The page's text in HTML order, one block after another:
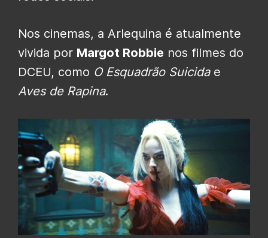
Nos cinemas, a Arlequina é atualmente
vivida por Margot Robbie nos filmes do
DCEU, como O Esquadrão Suicidae
Aves de Rapina.